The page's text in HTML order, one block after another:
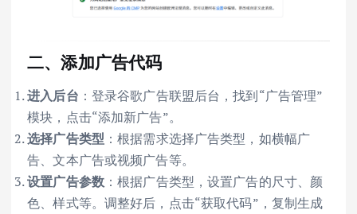
二、添加广告代码
进入后台 ：登录谷歌广告联盟后台，找到“广告管理”
模块，点击“添加新广告”。
选择广告类型 ：根据需求选择广告类型，如横幅广
告、文本广告或视频广告等。
设置广告参数：根据广告类型，设置广告的尺寸、颜
色、样式等。调整好后，点击“获取代码”，复制生成